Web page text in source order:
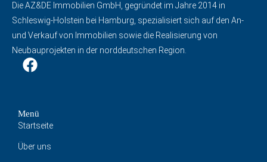
Die AZ&DE Immobilien GmbH, gegründet im Jahre 2014 in
Schleswig-Holstein bei Hamburg, spezialisiert sich auf den An-
und Verkauf von Immobilien sowie die Realisierung von
Neubauprojekten in der norddeutschen Region.
Menü
Startseite
Über uns